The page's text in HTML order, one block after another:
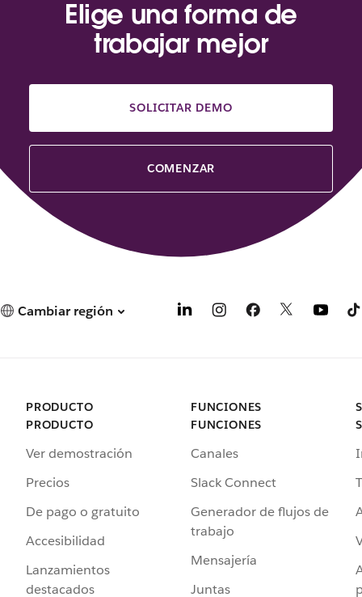
Elige una forma de
trabajar mejor
SOLICITAR DEMO
COMENZAR
Cambiar región
PRODUCTO
PRODUCTO
Ver demostración
Precios
De pago o gratuito
Accesibilidad
Lanzamientos
destacados
FUNCIONES
FUNCIONES
Canales
Slack Connect
Generador de flujos de
trabajo
Mensajería
Juntas